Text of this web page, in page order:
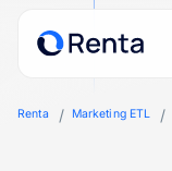
Renta Marketing ETL